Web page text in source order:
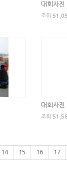
대회사진
조회
대회사진
조회
14 15 16 17